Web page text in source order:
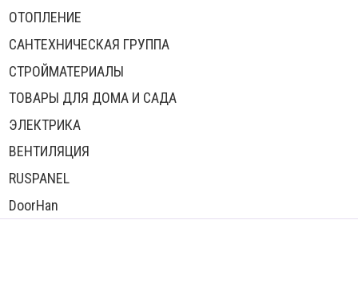
ОТОПЛЕНИЕ
САНТЕХНИЧЕСКАЯ ГРУППА
СТРОЙМАТЕРИАЛЫ
ТОВАРЫ ДЛЯ ДОМА И САДА
ЭЛЕКТРИКА
ВЕНТИЛЯЦИЯ
RUSPANEL
DoorHan